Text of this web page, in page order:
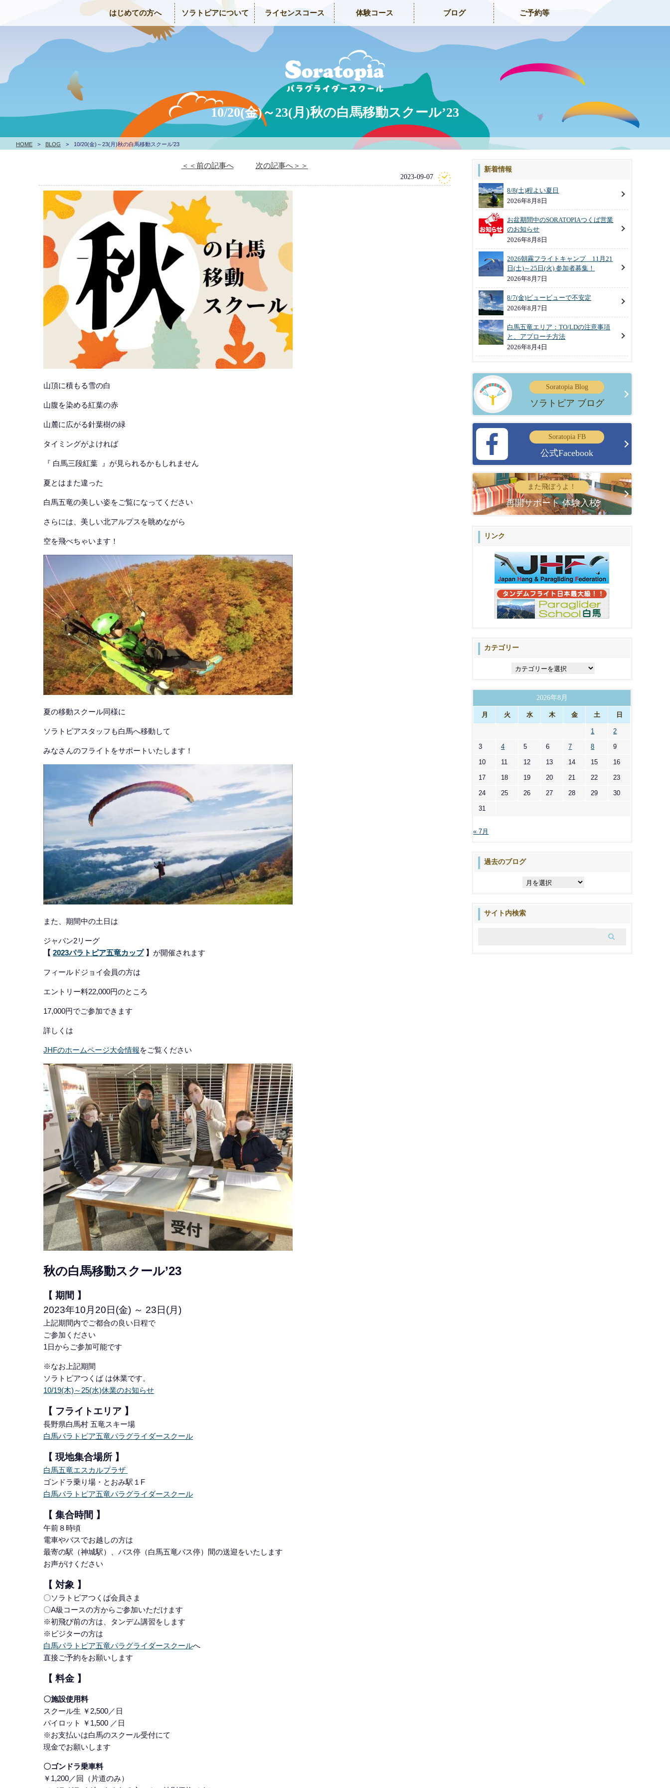
はじめての方へ ソラトピアについて ライセンスコース 体験コース ブログ ご予約等
HOME > BLOG > 10/20(金)～23(月)秋の白馬移動スクール'23
10/20(金)～23(月)秋の白馬移動スクール’23
＜＜前の記事へ 次の記事へ＞＞
2023-09-07
山頂に積もる雪の白
山腹を染める紅葉の赤
山麓に広がる針葉樹の緑
タイミングがよければ
『 白馬三段紅葉 』が見られるかもしれません
夏とはまた違った
白馬五竜の美しい姿をご覧になってください
さらには、美しい北アルプスを眺めながら
空を飛べちゃいます！
夏の移動スクール同様に
ソラトピアスタッフも白馬へ移動して
みなさんのフライトをサポートいたします！
また、期間中の土日は
ジャパン2リーグ
【2023パラトピア五竜カップ】 が開催されます
フィールドジョイ会員の方は
エントリー料22,000円のところ
17,000円でご参加できます
詳しくは
JHFのホームページ大会情報をご覧ください
秋の白馬移動スクール’23
【 期間 】
2023年10 月20日(金) ～ 23日(月)
上記期間内でご都合の良い日程で
ご参加ください
1日からご参加可能です
※なお上記期間
ソラトピアつくば は休業です。
10/19(木)～25(水)休業のお知らせ
【 フライトエリア 】
長野県白馬村 五竜スキー場
白馬パラトピア五竜パラグライダースクール
【 現地集合場所 】
白馬五竜エスカルプラザ
ゴンドラ乗り場・とおみ駅１F
白馬パラトピア五竜パラグライダースクール
【 集合時間 】
午前８時頃
電車やバスでお越しの方は
最寄の駅（神城駅）、バス停（白馬五竜バス停）間の送迎をいたします
お声がけください
【 対象 】
〇ソラトピアつくば会員さま
〇A級コースの方からご参加いただけます
※初飛び前の方は、タンデム講習をします
※ビジターの方は
白馬パラトピア五竜パラグライダースクールへ
直接ご予約をお願いします
【 料金 】
〇施設使用料
スクール生 ￥2,500／日
パイロット ￥1,500 ／日
※お支払いは白馬のスクール受付にて
現金でお願いします
〇ゴンドラ乗車料
￥1,200／回（片道のみ）
新着情報
8/8(土)程よい夏日
2026年8月8日
お盆期間中のSORATOPIAつくば営業
のお知らせ
2026年8月8日
2026朝霧フライトキャンプ 11月21
日(土)～25日(火) 参加者募集！
2026年8月7日
8/7(金)ビュービューで不安定
2026年8月7日
白馬五竜エリア：TO/LDの注意事項
と、アプローチ方法
2026年8月4日
Soratopia Blog
ソラトピア ブログ
Soratopia FB
公式Facebook
また飛ぼうよ！
再開サポート 体験入校
リンク
カテゴリー
ー
2026年8月
月 火 水 木 金 土 日
1 2
3 4 5 6 7 8 9
10 11 12 13 14 15 16
17 18 19 20 21 22 23
24 25 26 27 28 29 30
31
« 7月
過去のブログ
ブ
サイト内検索